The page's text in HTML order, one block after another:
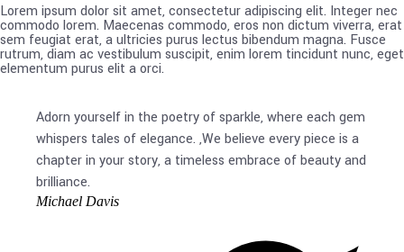
Lorem ipsum dolor sit amet, consectetur adipiscing elit. Integer nec
commodo lorem. Maecenas commodo, eros non dictum viverra, erat
sem feugiat erat, a ultricies purus lectus bibendum magna. Fusce
rutrum, diam ac vestibulum suscipit, enim lorem tincidunt nunc, eget
elementum purus elit a orci.
Adorn yourself in the poetry of sparkle, where each gem
whispers tales of elegance. ,We believe every piece is a
chapter in your story, a timeless embrace of beauty and
brilliance.
Michael Davis